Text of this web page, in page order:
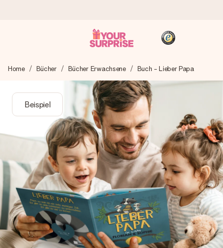
Wir bereiten dein Geschenk sorgfältig vor und schicken es
blitzschnell – damit du es genau zum richtigen Zeitpunkt
überreichen kannst, wenn es am meisten zählt.
4,8 (basierend auf +15.000 Bewertungen)
Unsere Geschenke begeistern. Kunden bewerten uns mit
4,8 bei Google Reviews (Gesamtergebnis aller Länder, in
die wir versenden).
+49 39292 929695
Montag - Freitag : 8:30 - 17:00 Uhr
Samstag - Sonntag : 8:30 - 13:00 Uhr
Home Bücher Bücher Erwachsene Buch - Lieber Papa
Beispiel